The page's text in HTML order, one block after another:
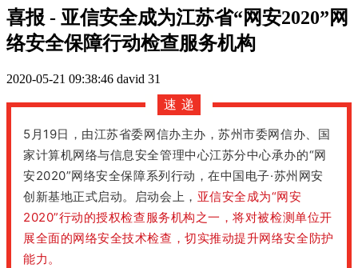
喜报 - 亚信安全成为江苏省“网安2020”网
络安全保障行动检查服务机构
2020-05-21 09:38:46 david 31
速 递
5月19日，由江苏省委网信办主办，苏州市委网信办、国
家计算机网络与信息安全管理中心江苏分中心承办的“网
安2020”网络安全保障系列行动，在中国电子·苏州网安
创新基地正式启动。启动会上， 亚信安全成为“网安
2020”行动的授权检查服务机构之一，将对被检测单位开
展全面的网络安全技术检查，切实推动提升网络安全防护
能力。